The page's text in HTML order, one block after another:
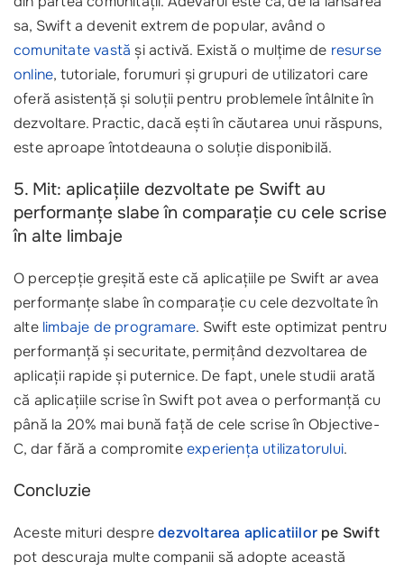
sa, Swift a devenit extrem de popular, având o
comunitate vastă și activă. Există o mulțime de resurse
online, tutoriale, forumuri și grupuri de utilizatori care
oferă asistență și soluții pentru problemele întâlnite în
dezvoltare. Practic, dacă ești în căutarea unui răspuns,
este aproape întotdeauna o soluție disponibilă.
5. Mit: aplicațiile dezvoltate pe Swift au
performanțe slabe în comparație cu cele scrise
în alte limbaje
O percepție greșită este că aplicațiile pe Swift ar avea
performanțe slabe în comparație cu cele dezvoltate în
alte limbaje de programare. Swift este optimizat pentru
performanță și securitate, permițând dezvoltarea de
aplicații rapide și puternice. De fapt, unele studii arată
că aplicațiile scrise în Swift pot avea o performanță cu
până la 20% mai bună față de cele scrise în Objective-
C, dar fără a compromiteexperiența utilizatorului.
Concluzie
Aceste mituri despredezvoltarea aplicatiilor pe Swift
pot descuraja multe companii să adopte această